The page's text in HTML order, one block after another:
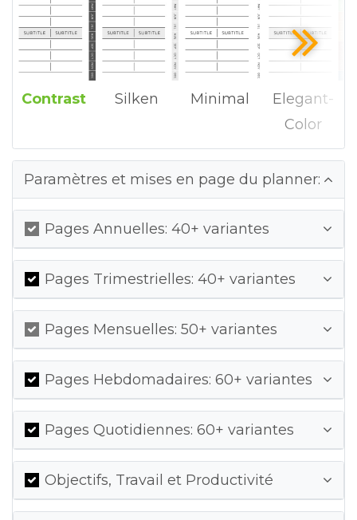
Contrast Silken Minimal
Elegant-
Color
Paramètres et mises en page du planner:
Pages Annuelles: 40+ variantes
Pages Trimestrielles: 40+ variantes
Pages Mensuelles: 50+ variantes
Pages Hebdomadaires: 60+ variantes
Pages Quotidiennes: 60+ variantes
Objectifs, Travail et Productivité